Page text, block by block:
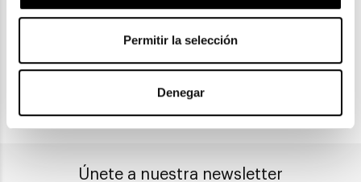
Permitir la selección
Denegar
CLICK & COLLECT
PAGO SEGURO
Únete a nuestra newsletter